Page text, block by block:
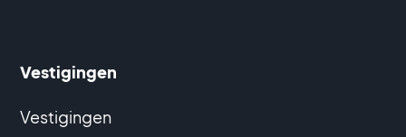
Vestigingen
Vestigingen